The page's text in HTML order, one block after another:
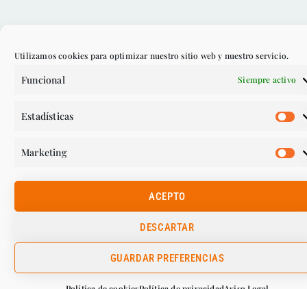
Utilizamos cookies para optimizar nuestro sitio web y nuestro servicio.
Funcional Siempre activo
Estadísticas
Marketing
ACEPTO
DESCARTAR
GUARDAR PREFERENCIAS